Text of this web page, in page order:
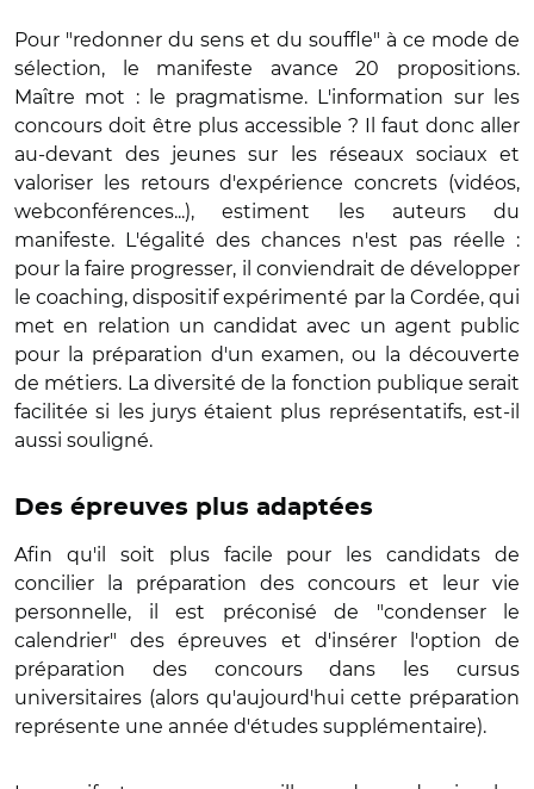
Pour "redonner du sens et du souffle" à ce mode de
sélection, le manifeste avance 20 propositions.
Maître mot : le pragmatisme. L'information sur les
concours doit être plus accessible ? Il faut donc aller
au-devant des jeunes sur les réseaux sociaux et
valoriser les retours d'expérience concrets (vidéos,
webconférences...), estiment les auteurs du
manifeste. L'égalité des chances n'est pas réelle :
pour la faire progresser, il conviendrait de développer
le coaching, dispositif expérimenté par la Cordée, qui
met en relation un candidat avec un agent public
pour la préparation d'un examen, ou la découverte
de métiers. La diversité de la fonction publique serait
facilitée si les jurys étaient plus représentatifs, est-il
aussi souligné.
Des épreuves plus adaptées
Afin qu'il soit plus facile pour les candidats de
concilier la préparation des concours et leur vie
personnelle, il est préconisé de "condenser le
calendrier" des épreuves et d'insérer l'option de
préparation des concours dans les cursus
universitaires (alors qu'aujourd'hui cette préparation
représente une année d'études supplémentaire).